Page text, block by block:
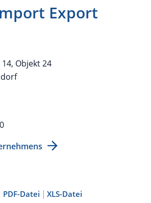
Export
Objekt 24
PDF-Datei
XLS-Datei